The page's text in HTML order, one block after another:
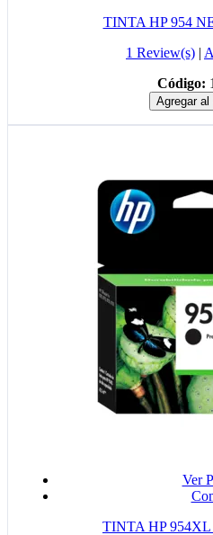
TINTA HP 954
1 Review(s) |
Código:
Agregar al
Ver
TINTA HP